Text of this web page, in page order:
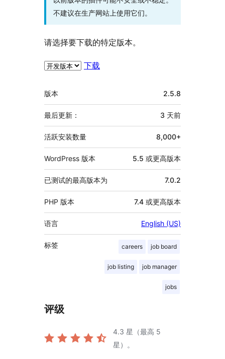
不建议在生产网站上使用它们。
请选择要下载的特定版本。
下载
额
外
信
息
版本 2.5.8
最后更新： 3 天前
活跃安装数量 8,000+
WordPress 版本 5.5 或更高版本
已测试的最高版本为 7.0.2
PHP 版本 7.4 或更高版本
语言 English (US)
标签 careers job board
job listing job manager
jobs
评级
4.3 星（最高 5
星）。